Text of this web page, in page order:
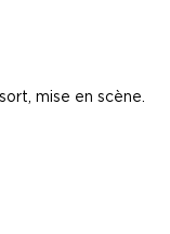
mise en scène.